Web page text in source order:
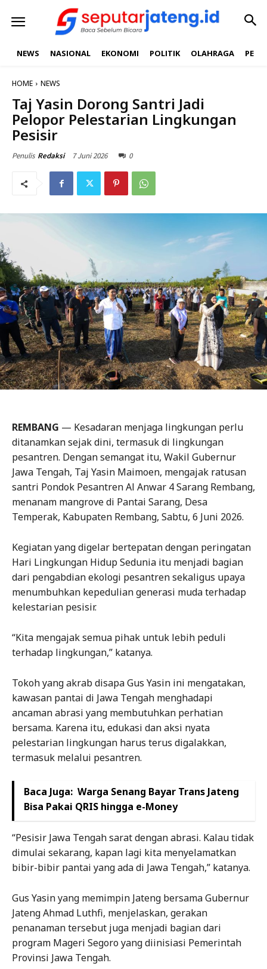
NEWS NASIONAL EKONOMI POLITIK OLAHRAGA
HOME NEWS
Taj Yasin Dorong Santri Jadi
Pelopor Pelestarian Lingkungan
Pesisir
Penulis Redaksi 7 Juni 2026 0
REMBANG — Kesadaran menjaga lingkungan perlu
ditanamkan sejak dini, termasuk di lingkungan
pesantren. Dengan semangat itu, Wakil Gubernur
Jawa Tengah, Taj Yasin Maimoen, mengajak ratusan
santri Pondok Pesantren Al Anwar 4 Sarang Rembang,
menanam mangrove di Pantai Sarang, Desa
Temperak, Kabupaten Rembang, Sabtu, 6 Juni 2026.
Kegiatan yang digelar bertepatan dengan peringatan
Hari Lingkungan Hidup Sedunia itu menjadi bagian
dari pengabdian ekologi pesantren sekaligus upaya
menumbuhkan kepedulian generasi muda terhadap
kelestarian pesisir.
“Kita mengajak semua pihak untuk lebih peduli
terhadap lingkungan,” katanya.
Tokoh yang akrab disapa Gus Yasin ini mengatakan,
kawasan pantai di Jawa Tengah menghadapi
ancaman abrasi yang membutuhkan perhatian
bersama. Karena itu, edukasi dan aksi nyata
pelestarian lingkungan harus terus digalakkan,
termasuk melalui pesantren.
Baca Juga: Warga Senang Bayar Trans Jateng
Bisa Pakai QRIS hingga e-Money
“Pesisir Jawa Tengah sarat dengan abrasi. Kalau tidak
dimulai sekarang, kapan lagi kita menyelamatkan
bibir-bibir pantai yang ada di Jawa Tengah,” katanya.
Gus Yasin yang memimpin Jateng bersama Gubernur
Jateng Ahmad Luthfi, menjelaskan, gerakan
penanaman tersebut juga menjadi bagian dari
program Mageri Segoro yang diinisiasi Pemerintah
Provinsi Jawa Tengah.